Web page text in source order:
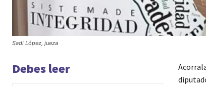
Sadi López, jueza
Debes leer